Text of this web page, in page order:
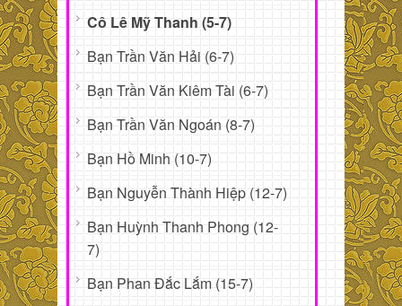
Cô Lê Mỹ Thanh (5-7)
Bạn Trần Văn Hải (6-7)
Bạn Trần Văn Kiêm Tài (6-7)
Bạn Trần Văn Ngoán (8-7)
Bạn Hồ Minh (10-7)
Bạn Nguyễn Thành Hiệp (12-7)
Bạn Huỳnh Thanh Phong (12-
7)
Bạn Phan Đắc Lắm (15-7)